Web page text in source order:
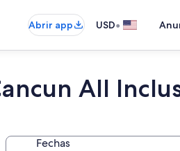
Abrir app USD•
All
Fechas